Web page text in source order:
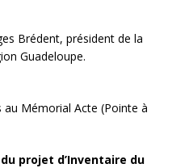
Brédent, président de la
Guadeloupe.
au Mémorial Acte (Pointe à
projet d’Inventaire du